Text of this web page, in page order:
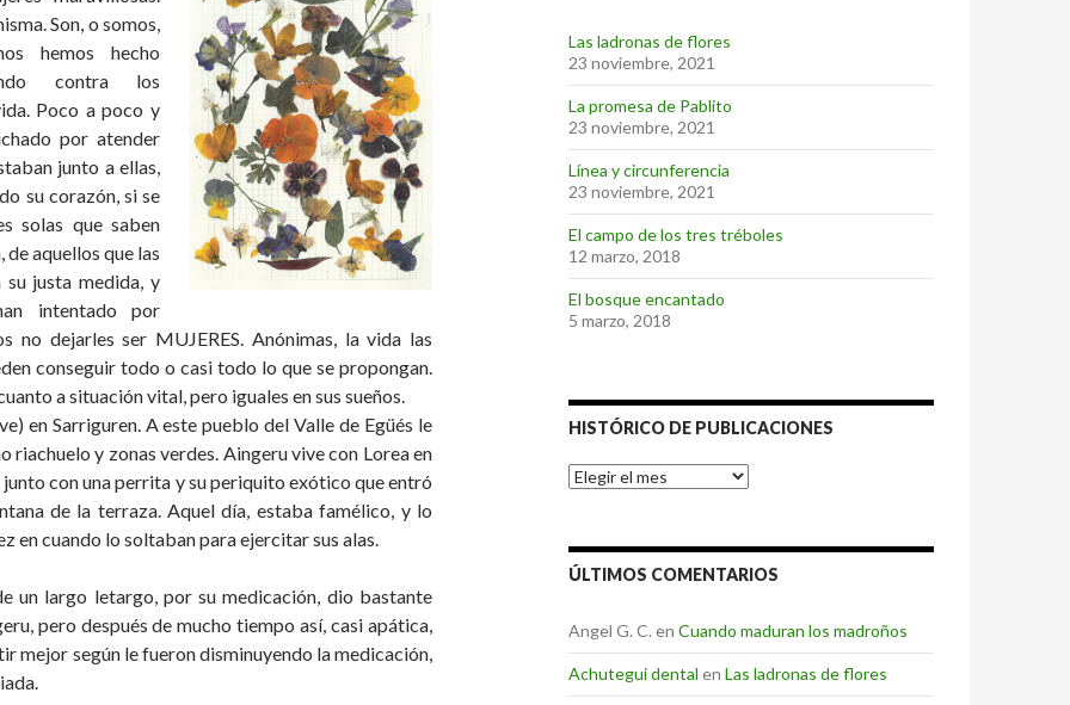
Son, o somos,
hemos hecho
contra los
Poco a poco y
por atender
junto a ellas,
su corazón, si se
solas que saben
de aquellos que las
su justa medida, y
intentado por
no dejarles ser MUJERES. Anónimas, la vida las
conseguir todo o casi todo lo que se propongan.
a situación vital, pero iguales en sus sueños.
en Sarriguren. A este pueblo del Valle de Egüés le
riachuelo y zonas verdes. Aingeru vive con Lorea en
junto con una perrita y su periquito exótico que entró
de la terraza. Aquel día, estaba famélico, y lo
en cuando lo soltaban para ejercitar sus alas.
un largo letargo, por su medicación, dio bastante
pero después de mucho tiempo así, casi apática,
mejor según le fueron disminuyendo la medicación,
Las ladronas de flores
23 noviembre, 2021
La promesa de Pablito
23 noviembre, 2021
Línea y circunferencia
23 noviembre, 2021
El campo de los tres tréboles
12 marzo, 2018
El bosque encantado
5 marzo, 2018
HISTÓRICO DE PUBLICACIONES
Histórico
de
ÚLTIMOS COMENTARIOS
Angel G. C. en Cuando maduran los madroños
Achutegui dental en Las ladronas de flores